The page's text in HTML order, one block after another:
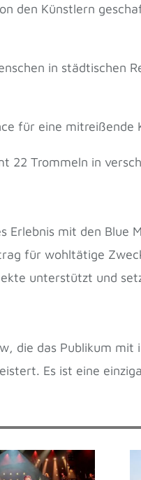
den Künstlern
in städtischen
für eine mitreißende
22 Trommeln in
Erlebnis mit den Blue
für wohltätige
unterstützt und
die das Publikum mit
Es ist eine